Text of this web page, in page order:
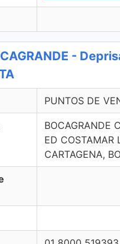
-
PUNTOS DE
BOCAGRANDE
ED COSTAMAR
CARTAGENA,